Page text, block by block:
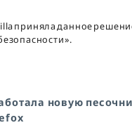
приняла данное
новую